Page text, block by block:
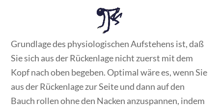
Grundlage des physiologischen Aufstehens ist, daß
Sie sich aus der Rückenlage nicht zuerst mit dem
Kopf nach oben begeben. Optimal wäre es, wenn Sie
aus der Rückenlage zur Seite und dann auf den
Bauch rollen ohne den Nacken anzuspannen, indem